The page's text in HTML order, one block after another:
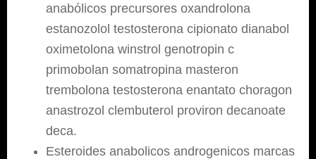
anabólicos precursores oxandrolona
estanozolol testosterona cipionato dianabol
oximetolona winstrol genotropin c
primobolan somatropina masteron
trembolona testosterona enantato choragon
anastrozol clembuterol proviron decanoate
deca.
Esteroides anabolicos androgenicos marcas